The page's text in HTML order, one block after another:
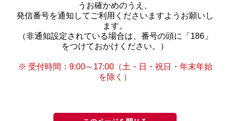
うお確かめのうえ、
発信番号を通知してご利用くださいますようお願いし
ます。
（非通知設定されている場合は、番号の頭に「186」
をつけておかけください。）
※ 受付時間：9:00～17:00（土・日・祝日・年末年始
を除く）